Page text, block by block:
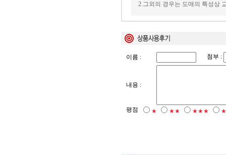
2.그외의 경우는 도매의 특성상
이름 : 첨부 :
내용 :
평점 ★ ★★ ★★★